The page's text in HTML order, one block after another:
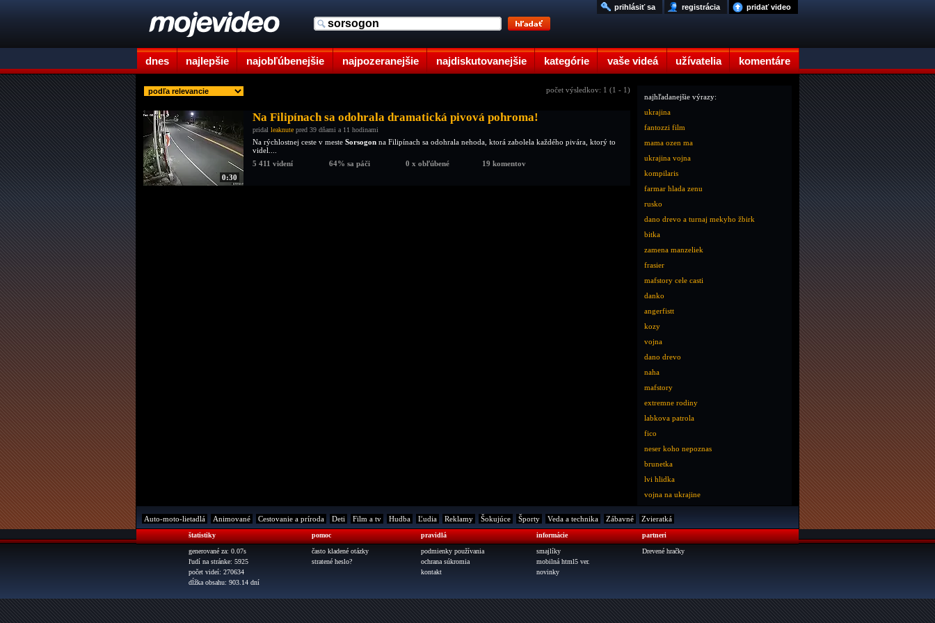
dnes najlepšie najobľúbenejšie najpozeranejšie najdiskutovanejšie kategórie vaše videá užívatelia komentáre
pridať video
registrácia
prihlásiť sa
počet výsledkov: 1 (1 - 1)
0:30
Na Filipínach sa odohrala dramatická pivová pohroma!
pridal leaknute pred 39 dňami a 11 hodinami
Na rýchlostnej ceste v meste Sorsogon na Filipínach sa odohrala nehoda, ktorá zabolela každého pivára, ktorý to
videl....
5 411 videní
64% sa páči 0 x obľúbené 19 komentov
najhľadanejšie výrazy:
ukrajina
fantozzi film
mama ozen ma
ukrajina vojna
kompilaris
farmar hlada zenu
rusko
dano drevo a turnaj mekyho žbirk
bitka
zamena manzeliek
frasier
mafstory cele casti
danko
angerfistt
kozy
vojna
dano drevo
naha
mafstory
extremne rodiny
labkova patrola
fico
neser koho nepoznas
brunetka
lvi hlidka
vojna na ukrajine
Auto-moto-lietadlá Animované Cestovanie a príroda Deti Film a tv Hudba Ľudia Reklamy Šokujúce Športy Veda a technika Zábavné Zvieratká
štatistiky
generované za: 0.07s
ľudí na stránke: 5925
počet videí: 270634
dĺžka obsahu: 903.14 dní
pomoc
často kladené otázky
stratené heslo?
pravidlá
podmienky používania
ochrana súkromia
kontakt
informácie
smajlíky
mobilná html5 ver.
novinky
partneri
Drevené hračky